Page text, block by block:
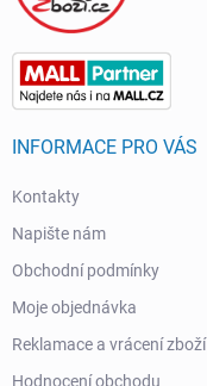
INFORMACE PRO VÁS
Kontakty
Napište nám
Obchodní podmínky
Moje objednávka
Reklamace a vrácení zboží
Hodnocení obchodu